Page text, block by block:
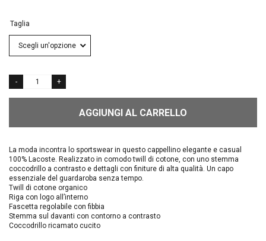
Taglia
AGGIUNGI AL CARRELLO
La moda incontra lo sportswear in questo cappellino elegante e casual
100% Lacoste. Realizzato in comodo twill di cotone, con uno stemma
coccodrillo a contrasto e dettagli con finiture di alta qualità. Un capo
essenziale del guardaroba senza tempo.
Twill di cotone organico
Riga con logo all’interno
Fascetta regolabile con fibbia
Stemma sul davanti con contorno a contrasto
Coccodrillo ricamato cucito